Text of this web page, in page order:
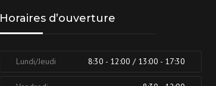
Horaires d’ouverture
Lundi/Jeudi 8:30 - 12:00 / 13:00 - 17:30